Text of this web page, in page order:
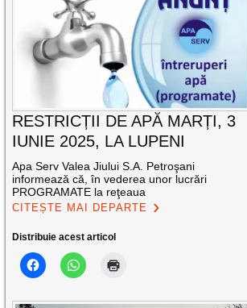
RESTRICȚII DE APĂ MARȚI, 3
IUNIE 2025, LA LUPENI
Apa Serv Valea Jiului S.A. Petroşani
informează că, în vederea unor lucrări
PROGRAMATE la reţeaua
CITEȘTE MAI DEPARTE
Distribuie acest articol